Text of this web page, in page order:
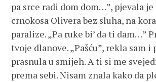
pa srce radi dom dom…”, pjevala
crnokosa Olivera bez sluha, na
paralize. „Pa ruke bi’ da ti dam…”
tvoje dlanove. „Pašću”, rekla sam i
prasnula u smijeh. A ti si me
prema sebi. Nisam znala kako da